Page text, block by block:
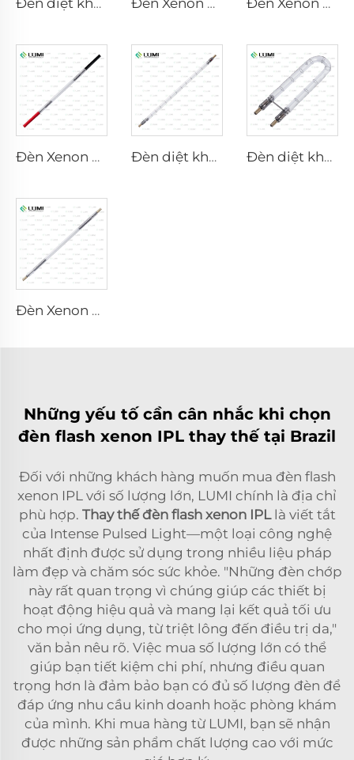
Đèn diệt khuẩn xung mạnh L3031 – 8×130×165 mm (Dây) Đèn Xenon Laser L2051 – 5×70×130 mm Đèn Xenon Laser L1721 – 7×50×115 mm
Đèn Xenon Laser L1921 - 7×60×125 mm Đèn diệt khuẩn xung mạnh L5590 – 9×250×300 mm Đèn diệt khuẩn xung mạnh L1890U – 9×40×140U mm
Đèn Xenon Laser L3180-8×100×210mm
Những yếu tố cần cân nhắc khi chọn
đèn flash xenon IPL thay thế tại Brazil
Đối với những khách hàng muốn mua đèn flash
xenon IPL với số lượng lớn, LUMI chính là địa chỉ
phù hợp. Thay thế đèn flash xenon IPL là viết tắt
của Intense Pulsed Light—một loại công nghệ
nhất định được sử dụng trong nhiều liệu pháp
làm đẹp và chăm sóc sức khỏe. "Những đèn chớp
này rất quan trọng vì chúng giúp các thiết bị
hoạt động hiệu quả và mang lại kết quả tối ưu
cho mọi ứng dụng, từ triệt lông đến điều trị da,"
văn bản nêu rõ. Việc mua số lượng lớn có thể
giúp bạn tiết kiệm chi phí, nhưng điều quan
trọng hơn là đảm bảo bạn có đủ số lượng đèn để
đáp ứng nhu cầu kinh doanh hoặc phòng khám
của mình. Khi mua hàng từ LUMI, bạn sẽ nhận
được những sản phẩm chất lượng cao với mức